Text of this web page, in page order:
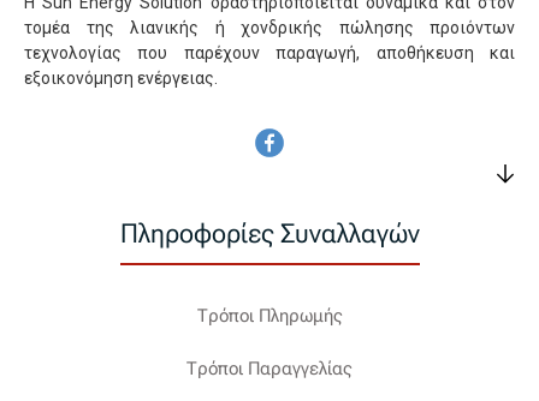
τομέα της λιανικής ή χονδρικής πώλησης προιόντων
τεχνολογίας που παρέχουν παραγωγή, αποθήκευση και
εξοικονόμηση ενέργειας.
Πληροφορίες Συναλλαγών
Τρόποι Πληρωμής
Τρόποι Παραγγελίας